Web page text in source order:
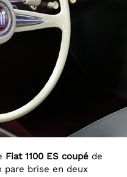
Fiat 1100 ES coupé de
pare brise en deux